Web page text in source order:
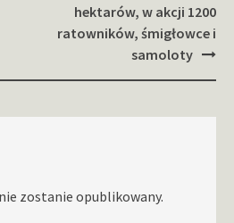
hektarów, w akcji 1200
ratowników, śmigłowce i
samoloty
zostanie opublikowany.